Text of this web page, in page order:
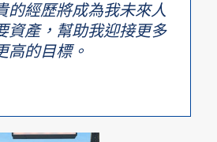
的經歷將成為我未來人
資產，幫助我迎接更多
高的目標。